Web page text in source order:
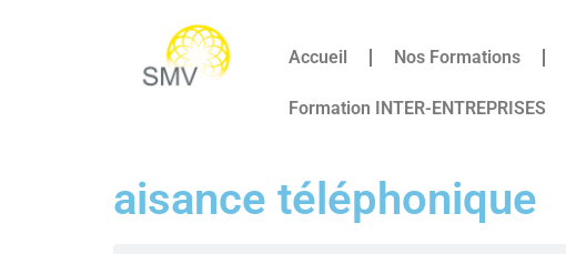
Accueil Nos Formations
Formation INTER-ENTREPRISES
aisance téléphonique